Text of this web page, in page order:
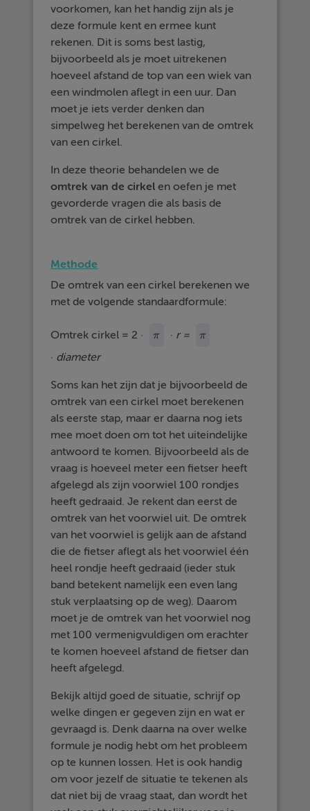
voorkomen, kan het handig zijn als je
deze formule kent en ermee kunt
rekenen. Dit is soms best lastig,
bijvoorbeeld als je moet uitrekenen
hoeveel afstand de top van een wiek van
een windmolen aflegt in een uur. Dan
moet je iets verder denken dan
simpelweg het berekenen van de omtrek
van een cirkel.
In deze theorie behandelen we de
omtrek van de cirkel en oefen je met
gevorderde vragen die als basis de
omtrek van de cirkel hebben.
Methode
De omtrek van een cirkel berekenen we
met de volgende standaardformule:
Omtrek cirkel = 2 · π
π · r = π
π
· diameter
Soms kan het zijn dat je bijvoorbeeld de
omtrek van een cirkel moet berekenen
als eerste stap, maar er daarna nog iets
mee moet doen om tot het uiteindelijke
antwoord te komen. Bijvoorbeeld als de
vraag is hoeveel meter een fietser heeft
afgelegd als zijn voorwiel 100 rondjes
heeft gedraaid. Je rekent dan eerst de
omtrek van het voorwiel uit. De omtrek
van het voorwiel is gelijk aan de afstand
die de fietser aflegt als het voorwiel één
heel rondje heeft gedraaid (ieder stuk
band betekent namelijk een even lang
stuk verplaatsing op de weg). Daarom
moet je de omtrek van het voorwiel nog
met 100 vermenigvuldigen om erachter
te komen hoeveel afstand de fietser dan
heeft afgelegd.
Bekijk altijd goed de situatie, schrijf op
welke dingen er gegeven zijn en wat er
gevraagd is. Denk daarna na over welke
formule je nodig hebt om het probleem
op te kunnen lossen. Het is ook handig
om voor jezelf de situatie te tekenen als
dat niet bij de vraag staat, dan wordt het